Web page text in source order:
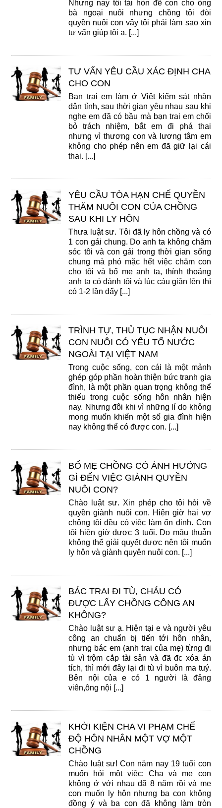
Nhưng nay tôi tái hôn để con cho ông
bà ngoại nuôi nhưng chồng tôi đòi
quyền nuôi con vậy tôi phải làm sao xin
tư vấn giúp tôi ạ. [...]
TƯ VẤN YÊU CẦU XÁC ĐỊNH CHA
CHO CON
Bạn trai em làm ở Việt kiểm sát nhân
dân tỉnh, sau thời gian yêu nhau sau khi
nghe em đã có bầu mà bạn trai em chối
bỏ trách nhiệm, bắt em đi phá thai
nhưng vì thương con và lương tâm em
không cho phép nên em đã giữ lại cái
thai. [...]
YÊU CẦU TÒA HẠN CHẾ QUYỀN
THĂM NUÔI CON CỦA CHỒNG
SAU KHI LY HÔN
Thưa luật sư. Tôi đã ly hôn chồng và có
1 con gái chung. Do anh ta không chăm
sóc tôi và con gái trong thời gian sống
chung mà phó mặc hết việc chăm con
cho tôi và bố mẹ anh ta, thỉnh thoảng
anh ta có đánh tôi và lúc cáu giận lên thì
có 1-2 lần đẩy [...]
TRÌNH TỰ, THỦ TỤC NHẬN NUÔI
CON NUÔI CÓ YẾU TỐ NƯỚC
NGOÀI TẠI VIỆT NAM
Trong cuộc sống, con cái là một mảnh
ghép góp phần hoàn thiện bức tranh gia
đình, là một phần quan trọng không thể
thiếu trong cuộc sống hôn nhân hiện
nay. Nhưng đôi khi vì những lí do không
mong muốn khiến một số gia đình hiện
nay không thể có được con. [...]
BỐ MẸ CHỒNG CÓ ẢNH HƯỞNG
GÌ ĐẾN VIỆC GIÀNH QUYỀN
NUÔI CON?
Chào luật sư. Xin phép cho tôi hỏi về
quyền giành nuôi con. Hiện giờ hai vợ
chông tôi đều có việc làm ổn định. Con
tôi hiện giờ được 3 tuổi. Do mâu thuẫn
không thể giải quyết được nên tôi muốn
ly hôn và giành quyên nuôi con. [...]
BÁC TRAI ĐI TÙ, CHÁU CÓ
ĐƯỢC LẤY CHỒNG CÔNG AN
KHÔNG?
Chào luật sư ạ. Hiện tại e và người yêu
công an chuẩn bị tiến tới hôn nhân,
nhưng bác em (anh trai của mẹ) từng đi
tù vì trộm cắp tài sản và đã đc xóa án
tích, thì mới đây lại đi tù vì buôn ma tuý.
Bên nội của e có 1 người là đảng
viên,ông nội [...]
KHỞI KIỆN CHA VI PHẠM CHẾ
ĐỘ HÔN NHÂN MỘT VỢ MỘT
CHỒNG
Chào luật sư! Con năm nay 19 tuối con
muốn hỏi một việc: Cha và mẹ con
không ở với nhau đã 8 năm rồi và mẹ
con muốn ly hôn nhưng ba con không
đồng ý và ba con đã không làm tròn